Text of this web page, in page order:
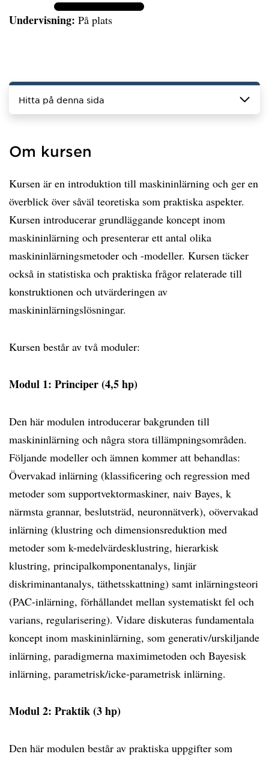
Undervisning: På plats
Hitta på denna sida
Om kursen
Kursen är en introduktion till maskininlärning och ger en
överblick över såväl teoretiska som praktiska aspekter.
Kursen introducerar grundläggande koncept inom
maskininlärning och presenterar ett antal olika
maskininlärningsmetoder och -modeller. Kursen täcker
också in statistiska och praktiska frågor relaterade till
konstruktionen och utvärderingen av
maskininlärningslösningar.
Kursen består av två moduler:
Modul 1: Principer (4,5 hp)
Den här modulen introducerar bakgrunden till
maskininlärning och några stora tillämpningsområden.
Följande modeller och ämnen kommer att behandlas:
Övervakad inlärning (klassificering och regression med
metoder som supportvektormaskiner, naiv Bayes, k
närmsta grannar, beslutsträd, neuronnätverk), oövervakad
inlärning (klustring och dimensionsreduktion med
metoder som k-medelvärdesklustring, hierarkisk
klustring, principalkomponentanalys, linjär
diskriminantanalys, täthetsskattning) samt inlärningsteori
(PAC-inlärning, förhållandet mellan systematiskt fel och
varians, regularisering). Vidare diskuteras fundamentala
koncept inom maskininlärning, som generativ/urskiljande
inlärning, paradigmerna maximimetoden och Bayesisk
inlärning, parametrisk/icke-parametrisk inlärning.
Modul 2: Praktik (3 hp)
Den här modulen består av praktiska uppgifter som